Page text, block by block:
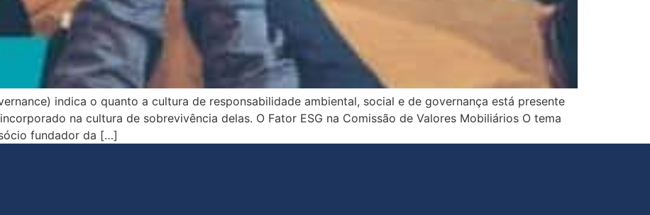
indica o quanto a cultura de responsabilidade ambiental, social e de governança está presente
na cultura de sobrevivência delas. O Fator ESG na Comissão de Valores Mobiliários O tema
fundador da […]